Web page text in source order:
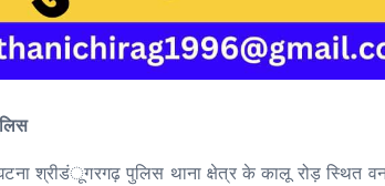
श्रीडंूगरगढ़ पुलिस थाना क्षेत्र के कालू रोड़ स्थित वन